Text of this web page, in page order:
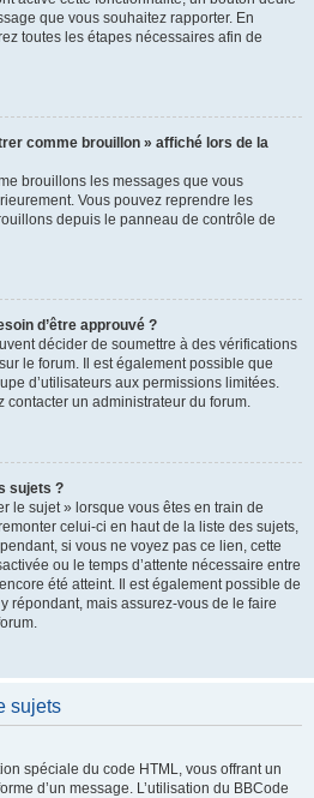
que vous souhaitez rapporter. En
toutes les étapes nécessaires afin de
comme brouillon » affiché lors de la
brouillons les messages que vous
Vous pouvez reprendre les
depuis le panneau de contrôle de
d’être approuvé ?
décider de soumettre à des vérifications
le forum. Il est également possible que
d’utilisateurs aux permissions limitées.
contacter un administrateur du forum.
sujets ?
le sujet » lorsque vous êtes en train de
celui-ci en haut de la liste des sujets,
si vous ne voyez pas ce lien, cette
ou le temps d’attente nécessaire entre
été atteint. Il est également possible de
répondant, mais assurez-vous de le faire
sujets
spéciale du code HTML, vous offrant un
d’un message. L’utilisation du BBCode